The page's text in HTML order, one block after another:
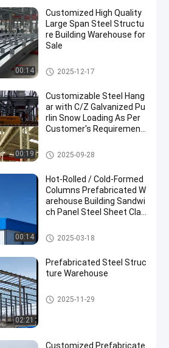
00:14
Customized High Quality
Large Span Steel Structu
re Building Warehouse for
Sale
Stahlkonstruktionslager
2025-12-17
00:19
Customizable Steel Hang
ar with C/Z Galvanized Pu
rlin Snow Loading As Per
Customer′s Requirement
Strukturhalter aus Stahl
2025-09-28
00:14
Hot-Rolled / Cold-Formed
Columns Prefabricated W
arehouse Building Sandwi
ch Panel Steel Sheet Clad
tion
Stahlkonstruktionslager
2025-03-18
02:21
Prefabricated Steel Struc
ture Warehouse
Stahlkonstruktionslager
2025-11-29
Customized Prefabricate